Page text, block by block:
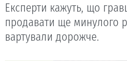
Експерти кажуть, що
продавати ще минулого
вартували дорожче.